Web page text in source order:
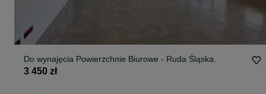
Do wynajęcia Powierzchnie Biurowe - Ruda Śląska.
3 450 zł